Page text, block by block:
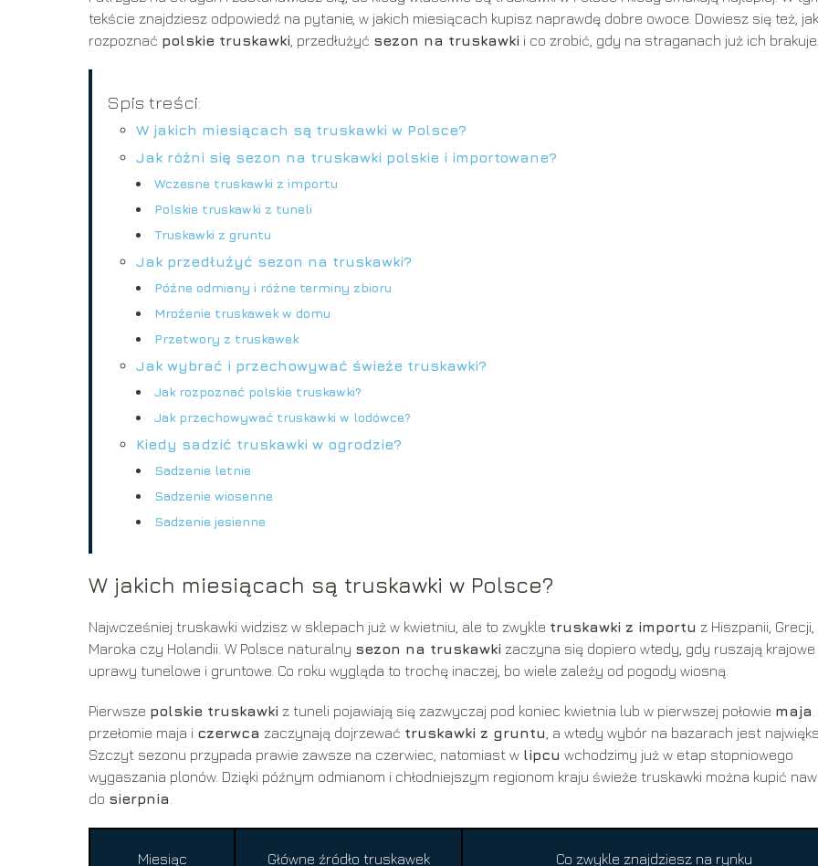
tekście znajdziesz odpowiedź na pytanie, w jakich miesiącach kupisz naprawdę dobre owoce. Dowiesz się też, jak
rozpoznać polskie truskawki , przedłużyć sezon na truskawki i co zrobić, gdy na straganach już ich brakuje.
Spis treści:
W jakich miesiącach są truskawki w Polsce?
Jak różni się sezon na truskawki polskie i importowane?
Wczesne truskawki z importu
Polskie truskawki z tuneli
Truskawki z gruntu
Jak przedłużyć sezon na truskawki?
Późne odmiany i różne terminy zbioru
Mrożenie truskawek w domu
Przetwory z truskawek
Jak wybrać i przechowywać świeże truskawki?
Jak rozpoznać polskie truskawki?
Jak przechowywać truskawki w lodówce?
Kiedy sadzić truskawki w ogrodzie?
Sadzenie letnie
Sadzenie wiosenne
Sadzenie jesienne
W jakich miesiącach są truskawki w Polsce?
Najwcześniej truskawki widzisz w sklepach już w kwietniu, ale to zwykle truskawki z importu z Hiszpanii, Grecji,
Maroka czy Holandii. W Polsce naturalny sezon na truskawki zaczyna się dopiero wtedy, gdy ruszają krajowe
uprawy tunelowe i gruntowe. Co roku wygląda to trochę inaczej, bo wiele zależy od pogody wiosną.
Pierwsze polskie truskawki z tuneli pojawiają się zazwyczaj pod koniec kwietnia lub w pierwszej połowie maja
przełomie maja i czerwca zaczynają dojrzewać truskawki z gruntu , a wtedy wybór na bazarach jest
Szczyt sezonu przypada prawie zawsze na czerwiec, natomiast w lipcu wchodzimy już w etap stopniowego
wygaszania plonów. Dzięki późnym odmianom i chłodniejszym regionom kraju świeże truskawki można kupić
do sierpnia
Miesiąc Główne źródło truskawek Co zwykle znajdziesz na rynku